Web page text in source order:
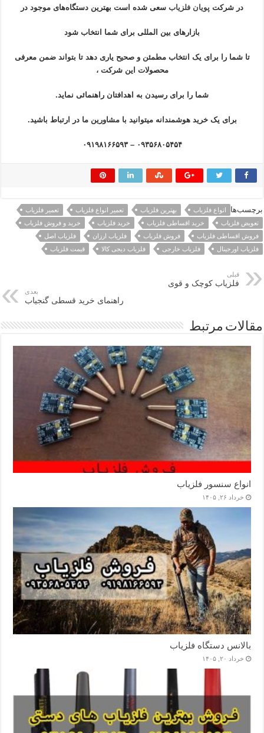
در شرکت پویان فلزیاب سعی شده است بهترین دستگاه‌های موجود در
بازار‌های بین المللی برای شما انتخاب شود
تا شما را برای یک انتخاب مطمئن و صحیح یاری دهد تا بتواند ضمن معرفی
محصولات این شرکت ،
شما را برای رسیدن به اهدافتان راهنمائی نماید.
برای یک خرید هوشمندانه میتوانید با مشاورین ما در ارتباط باشید.
۰۹۳۵۶۸۰۵۴۵۴ – ۰۹۱۹۸۱۶۶۵۹۳
برچسب‌ها اتواع فلزیاب بهترین فلزیاب تعمیر انواع فلزیاب
تعمیر فلزیاب
تعویض فلزیاب
خرید اقساطی فلزیاب خرید فلزیاب
خرید و فروش فلزیاب
فروش اقساطی فلزیاب
فروش فلزیاب فلزیاب ارزان
فلزیاب اصل
فلزیاب اورجینال
فلزیاب خارجی فلزیاب دیجی کالا قیمت فلزیاب
قبلی
فلزیاب کوچک و قوی
بعدی
راهنمای خرید قسطی گنجیاب
مقالات مرتبط
انواع سنسور فلزیاب
خرداد ۲۶, ۱۴۰۵
بالانس دستگاه فلزیاب
خرداد ۲۰, ۱۴۰۵